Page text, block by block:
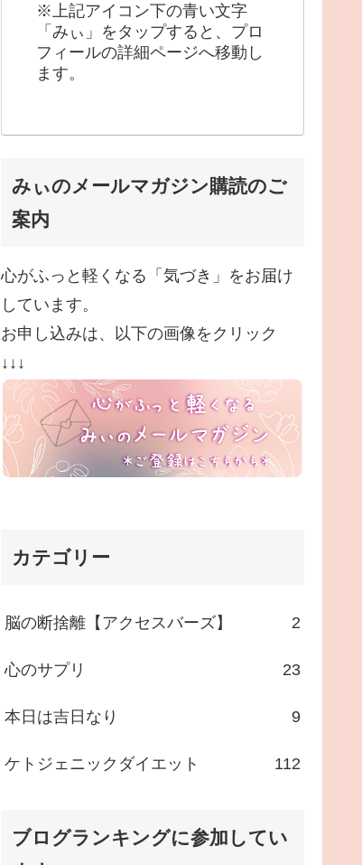
※上記アイコン下の青い文字
「みぃ」をタップすると、プロ
フィールの詳細ページへ移動し
ます。
みぃのメールマガジン購読のご
案内
心がふっと軽くなる「気づき」をお届け
しています。
お申し込みは、以下の画像をクリック
↓↓↓
カテゴリー
脳の断捨離【アクセスバーズ】 2
心のサプリ 23
本日は吉日なり 9
ケトジェニックダイエット 112
ブログランキングに参加してい